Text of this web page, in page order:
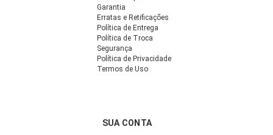
Garantia
Erratas e Retificações
Política de Entrega
Política de Troca
Segurança
Política de Privacidade
Termos de Uso
SUA CONTA